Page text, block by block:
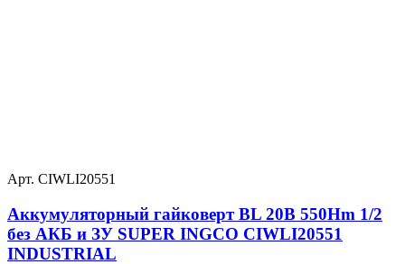
Арт. CIWLI20551
Аккумуляторный гайковерт BL 20В 550Hm 1/2
без АКБ и ЗУ SUPER INGCO CIWLI20551
INDUSTRIAL